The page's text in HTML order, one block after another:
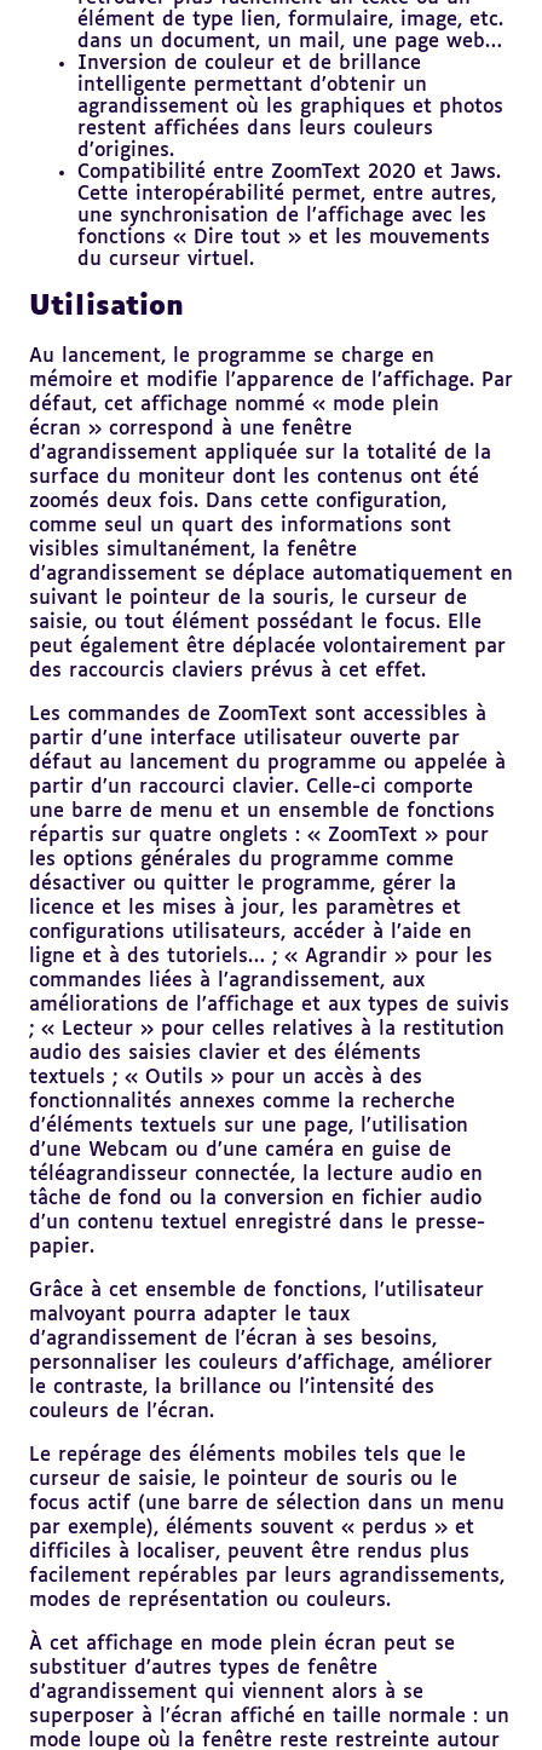
élément de type lien, formulaire, image, etc.
dans un document, un mail, une page web…
Inversion de couleur et de brillance
intelligente permettant d’obtenir un
agrandissement où les graphiques et photos
restent affichées dans leurs couleurs
d’origines.
Compatibilité entre ZoomText 2020 et Jaws.
Cette interopérabilité permet, entre autres,
une synchronisation de l’affichage avec les
fonctions « Dire tout » et les mouvements
du curseur virtuel.
Utilisation
Au lancement, le programme se charge en
mémoire et modifie l’apparence de l’affichage. Par
défaut, cet affichage nommé « mode plein
écran » correspond à une fenêtre
d’agrandissement appliquée sur la totalité de la
surface du moniteur dont les contenus ont été
zoomés deux fois. Dans cette configuration,
comme seul un quart des informations sont
visibles simultanément, la fenêtre
d’agrandissement se déplace automatiquement en
suivant le pointeur de la souris, le curseur de
saisie, ou tout élément possédant le focus. Elle
peut également être déplacée volontairement par
des raccourcis claviers prévus à cet effet.
Les commandes de ZoomText sont accessibles à
partir d’une interface utilisateur ouverte par
défaut au lancement du programme ou appelée à
partir d’un raccourci clavier. Celle-ci comporte
une barre de menu et un ensemble de fonctions
répartis sur quatre onglets : « ZoomText » pour
les options générales du programme comme
désactiver ou quitter le programme, gérer la
licence et les mises à jour, les paramètres et
configurations utilisateurs, accéder à l’aide en
ligne et à des tutoriels… ; « Agrandir » pour les
commandes liées à l’agrandissement, aux
améliorations de l’affichage et aux types de suivis
; « Lecteur » pour celles relatives à la restitution
audio des saisies clavier et des éléments
textuels ; « Outils » pour un accès à des
fonctionnalités annexes comme la recherche
d’éléments textuels sur une page, l’utilisation
d’une Webcam ou d’une caméra en guise de
téléagrandisseur connectée, la lecture audio en
tâche de fond ou la conversion en fichier audio
d’un contenu textuel enregistré dans le presse-
papier.
Grâce à cet ensemble de fonctions, l’utilisateur
malvoyant pourra adapter le taux
d’agrandissement de l’écran à ses besoins,
personnaliser les couleurs d’affichage, améliorer
le contraste, la brillance ou l’intensité des
couleurs de l’écran.
Le repérage des éléments mobiles tels que le
curseur de saisie, le pointeur de souris ou le
focus actif (une barre de sélection dans un menu
par exemple), éléments souvent « perdus » et
difficiles à localiser, peuvent être rendus plus
facilement repérables par leurs agrandissements,
modes de représentation ou couleurs.
À cet affichage en mode plein écran peut se
substituer d’autres types de fenêtre
d’agrandissement qui viennent alors à se
superposer à l’écran affiché en taille normale : un
mode loupe où la fenêtre reste restreinte autour